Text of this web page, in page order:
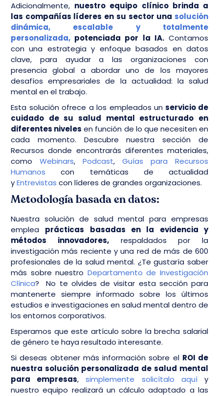
Adicionalmente, nuestro equipo clínico brinda a
las compañías líderes en su sector una solución
dinámica, escalable y totalmente
personalizada, potenciada por la IA.Contamos
con una estrategia y enfoque basados en datos
clave, para ayudar a las organizaciones con
presencia global a abordar uno de los mayores
desafíos empresariales de la actualidad: la salud
mental en el trabajo.
Esta solución ofrece a los empleados un servicio de
cuidado de su salud mental estructurado en
diferentes niveles en función de lo que necesiten en
cada momento. Descubre nuestra sección de
Recursos donde encontrarás diferentes materiales,
como Webinars, Podcast, Guías para Recursos
Humanos con temáticas de actualidad
yEntrevistas con líderes de grandes organizaciones.
Metodología basada en datos:
Nuestra solución de salud mental para empresas
emplea prácticas basadas en la evidencia y
métodos innovadores,respaldados por la
investigación más reciente y una red de más de 600
profesionales de la salud mental. ¿Te gustaría saber
más sobre nuestro Departamento de Investigación
Clínica? No te olvides de visitar esta sección para
mantenerte siempre informado sobre los últimos
estudios e investigaciones en salud mental dentro de
los entornos corporativos.
Esperamos que este artículo sobre la brecha salarial
de género te haya resultado interesante.
Si deseas obtener más información sobre el ROI de
nuestra solución personalizada de salud mental
para empresas,simplemente solicítalo aquíy
nuestro equipo realizará un cálculo adaptado a las